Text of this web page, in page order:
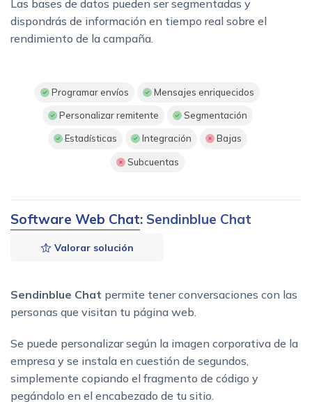
Las bases de datos pueden ser segmentadas y
dispondrás de información en tiempo real sobre el
rendimiento de la campaña.
Programar envíos Mensajes enriquecidos
Personalizar remitente Segmentación
Estadísticas Integración Bajas
Subcuentas
Software Web Chat: Sendinblue Chat
Valorar solución
Sendinblue Chat permite tener conversaciones con las
personas que visitan tu página web.
Se puede personalizar según la imagen corporativa de la
empresa y se instala en cuestión de segundos,
simplemente copiando el fragmento de código y
pegándolo en el encabezado de tu sitio.